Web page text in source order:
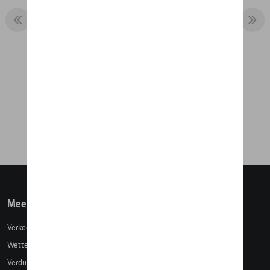
Meer info
Verkoopsvoorwaarden
Wettelijke bepalingen
Verduidelijking kledingmaten